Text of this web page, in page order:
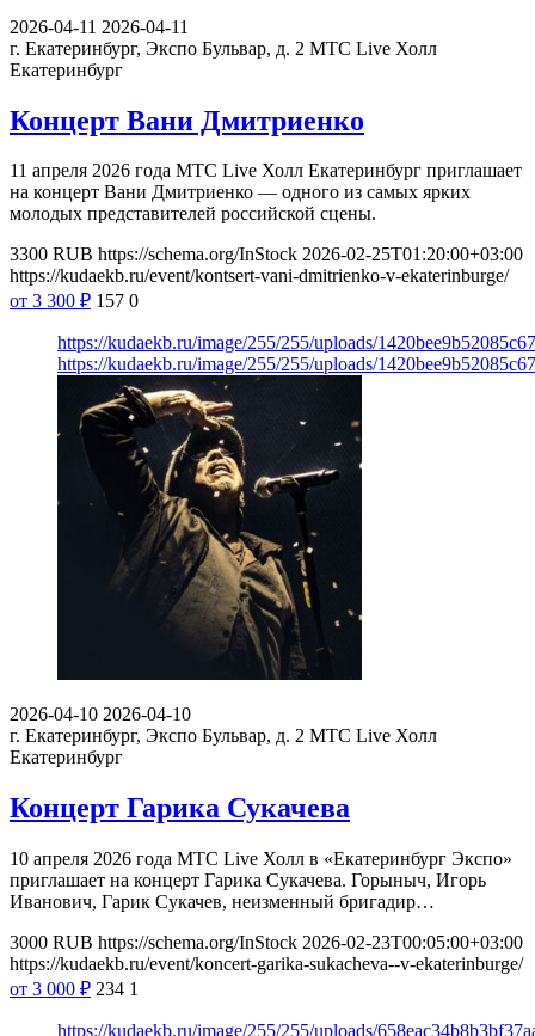
2026-04-11 2026-04-11
г. Екатеринбург, Экспо Бульвар, д. 2 МТС Live Холл
Екатеринбург
Концерт Вани Дмитриенко
11 апреля 2026 года МТС Live Холл Екатеринбург приглашает
на концерт Вани Дмитриенко — одного из самых ярких
молодых представителей российской сцены.
3300 RUB https://schema.org/InStock 2026-02-25T01:20:00+03:00
https://kudaekb.ru/event/kontsert-vani-dmitrienko-v-ekaterinburge/
от 3 300 ₽ 157 0
https://kudaekb.ru/image/255/255/uploads/
https://kudaekb.ru/image/255/255/uploads/
2026-04-10 2026-04-10
г. Екатеринбург, Экспо Бульвар, д. 2 МТС Live Холл
Екатеринбург
Концерт Гарика Сукачева
10 апреля 2026 года МТС Live Холл в «Екатеринбург Экспо»
приглашает на концерт Гарика Сукачева. Горыныч, Игорь
Иванович, Гарик Сукачев, неизменный бригадир…
3000 RUB https://schema.org/InStock 2026-02-23T00:05:00+03:00
https://kudaekb.ru/event/koncert-garika-sukacheva--v-ekaterinburge/
от 3 000 ₽ 234 1
https://kudaekb.ru/image/255/255/uploads/